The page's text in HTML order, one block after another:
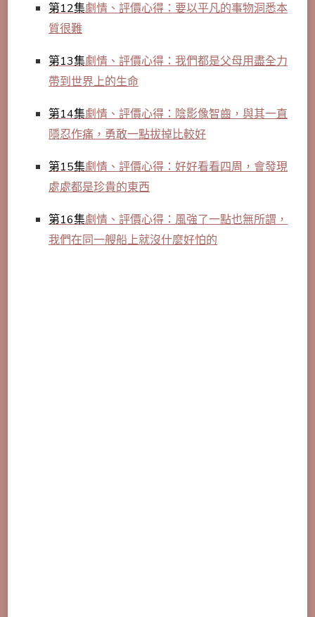
第12集劇情、評價心得：要以平凡的事物洞悉本
質很難
第13集劇情、評價心得：我們都是父母用盡全力
帶到世界上的生命
第14集劇情、評價心得：陰影像智齒，與其一直
隱忍作痛，勇敢一點拔掉比較好
第15集劇情、評價心得：好好看看四周，會發現
處處都是珍貴的東西
第16集劇情、評價心得：風強了一點也無所謂，
我們在同一艘船上就沒什麼好怕的